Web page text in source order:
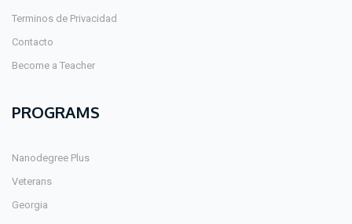
Terminos de Privacidad
Contacto
Become a Teacher
PROGRAMS
Nanodegree Plus
Veterans
Georgia